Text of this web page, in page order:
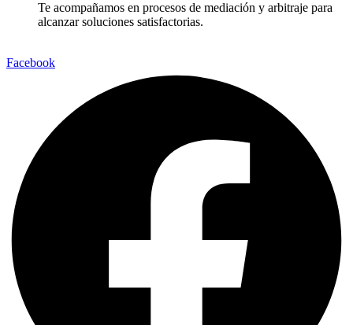
Te acompañamos en procesos de mediación y arbitraje para
alcanzar soluciones satisfactorias.
Facebook